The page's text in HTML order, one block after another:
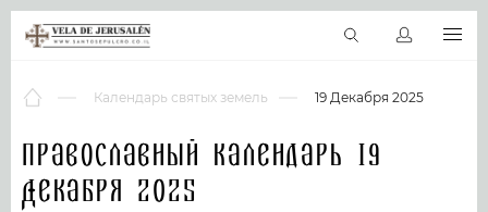
Виртуальные туры
RU
Календарь святых земель 19 Декабря 2025
Православный календарь 19
Декабря 2025